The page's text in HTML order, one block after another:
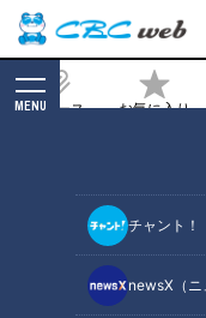
ニュース お気に入り
MENU
チャント！
newsX（ニ
を支える開発